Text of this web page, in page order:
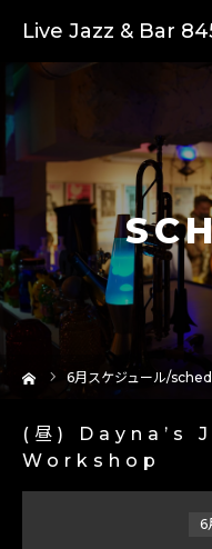
Live Jazz & Bar
6月スケジュール/
(昼) Dayna’s
Workshop
6